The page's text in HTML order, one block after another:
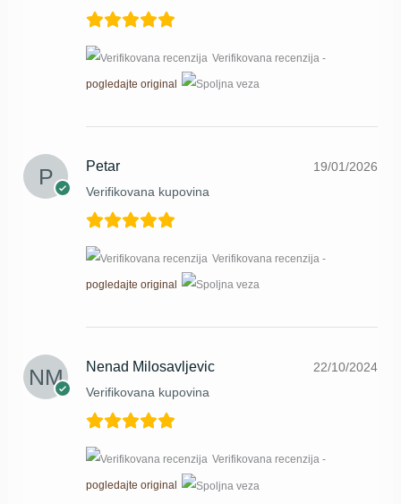
Verifikovana recenzija -
pogledajte original
Petar
Verifikovana kupovina
19/01/2026
Verifikovana recenzija -
pogledajte original
Nenad Milosavljevic
Verifikovana kupovina
22/10/2024
Verifikovana recenzija -
pogledajte original